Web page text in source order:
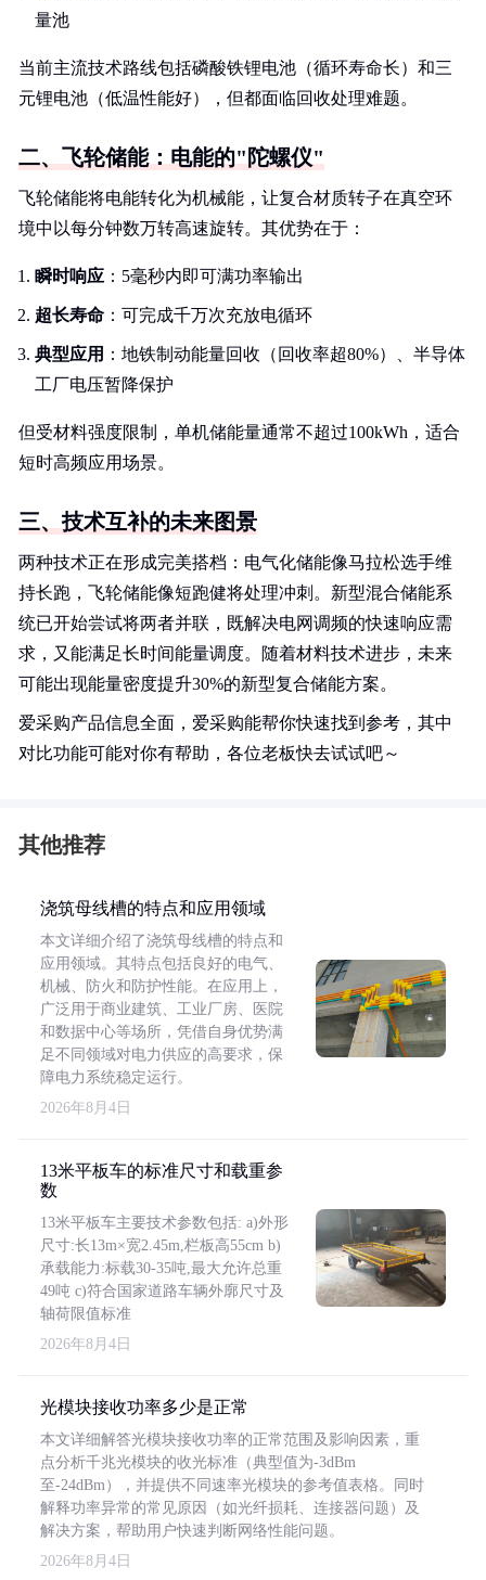
量池
当前主流技术路线包括磷酸铁锂电池（循环寿命长）和三
元锂电池（低温性能好），但都面临回收处理难题。
二、飞轮储能：电能的"陀螺仪"
飞轮储能将电能转化为机械能，让复合材质转子在真空环
境中以每分钟数万转高速旋转。其优势在于：
瞬时响应 ：5毫秒内即可满功率输出
超长寿命 ：可完成千万次充放电循环
典型应用 ：地铁制动能量回收（回收率超80%）、半导体
工厂电压暂降保护
但受材料强度限制，单机储能量通常不超过100kWh，适合
短时高频应用场景。
三、技术互补的未来图景
两种技术正在形成完美搭档：电气化储能像马拉松选手维
持长跑，飞轮储能像短跑健将处理冲刺。新型混合储能系
统已开始尝试将两者并联，既解决电网调频的快速响应需
求，又能满足长时间能量调度。随着材料技术进步，未来
可能出现能量密度提升30%的新型复合储能方案。
爱采购产品信息全面，爱采购能帮你快速找到参考，其中
对比功能可能对你有帮助，各位老板快去试试吧～
其他推荐
浇筑母线槽的特点和应用领域
本文详细介绍了浇筑母线槽的特点和
应用领域。其特点包括良好的电气、
机械、防火和防护性能。在应用上，
广泛用于商业建筑、工业厂房、医院
和数据中心等场所，凭借自身优势满
足不同领域对电力供应的高要求，保
障电力系统稳定运行。
2026年8月4日
13米平板车的标准尺寸和载重参
数
13米平板车主要技术参数包括: a)外形
尺寸:长13m×宽2.45m,栏板高55cm b)
承载能力:标载30-35吨,最大允许总重
49吨 c)符合国家道路车辆外廓尺寸及
轴荷限值标准
2026年8月4日
光模块接收功率多少是正常
本文详细解答光模块接收功率的正常范围及影响因素，重
点分析千兆光模块的收光标准（典型值为-3dBm
至-24dBm），并提供不同速率光模块的参考值表格。同时
解释功率异常的常见原因（如光纤损耗、连接器问题）及
解决方案，帮助用户快速判断网络性能问题。
2026年8月4日